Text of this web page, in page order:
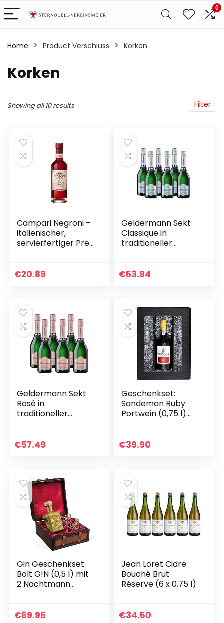
0
Home Product Verschluss ‎Korken
‎Korken
Filter
Showing all 10 results
Campari Negroni –
italienischer,
servierfertiger Pre-
Campari –
€20.89
Geldermann Sekt
Classique in
traditioneller
€53.94
Geldermann Sekt
Rosé in
traditioneller
€57.49
Geschenkset:
Sandeman Ruby
Portwein (0,75 l)
€39.90
Gin Geschenkset
Bolt G!N (0,5 l) mit
2 Nachtmann
Maison Privée
€69.95
Jean Loret Cidre
Bouché Brut
Réserve (6 x 0.75 l)
€34.50